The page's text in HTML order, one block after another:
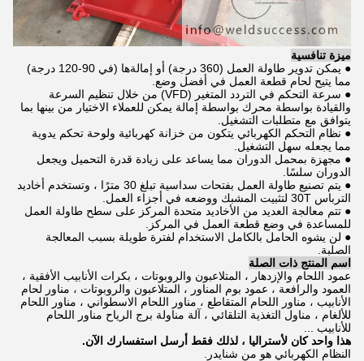
ميزة تنافسية
● يمكن تدوير طاولة العمل (360 درجة) أو إمالةها (في 90-120 درجة)
مما يتيح لحام قطعة العمل في أفضل وضع.
● سرعة التحكم في التردد المتغير (VFD) من خلال تنظيم السرعة
والقيادة بواسطة محرك بواسطة إمالة يمكن للعملاء الاختيار من بينها بما
يتوافق مع متطلبات التشغيل.
● نظام التحكم الكهربائي يتكون من خزانة كهربائية ولوحة تحكم يدوية
مما يجعله سهل التشغيل.
● مجهزة بمحمل الدوران مما يساعد على زيادة قدرة التحميل ويجعل
الدوران سلسًا.
● يتم تصنيع طاولة العمل بفتحات سداسية تبلغ 30 مترًا ، وتستخدم أخاديد
الترباس 30T لتثبيت المشبك ووضعه في أجزاء العمل.
● تتم معالجة العديد من الأخاديد متحدة المركز على سطح طاولة العمل
للمساعدة في وضع قطعة العمل في المركز.
● لن يشوه الحامل بالكامل الاستخدام لفترة طويلة بسبب المعالجة
الصلبة.
اسم المنتج ذات الصلة
عمود اللحام والإزدهار ، المتلاعبون والروبوتات ، بكرات الأنابيب الأفقية ،
العمود والرافعة ، عمود بوم المناور ، المتلاعبون والروبوتات ، مناور لحام
الأنابيب ، مناور اللحام المتقاطع ، مناور اللحام الاسطواني ، مناور اللحام
للألغام ، مناول التغذية التلقائي ، آلة مناولة برج الرياح مناور اللحام
للأنابيب ...
هذا واحد كان لأستراليا ، لذلك فقط أرسل استفسارك الآن.
النظام الكهربائي هو من شنايدر.